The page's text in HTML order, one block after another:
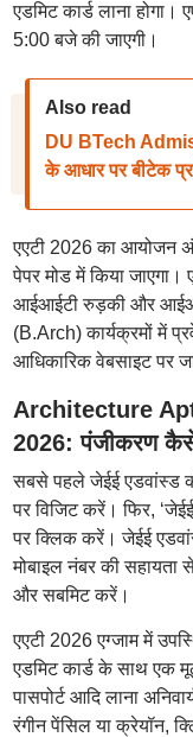
एडमिट कार्ड लाना
5:00 बजे की जाएगी।
Also read
DU BTech
के आधार पर बीटेक
एएटी 2026 का आयोजन
पेपर मोड में किया
आईआईटी रुड़की और
(B.Arch) कार्यक्रमों में
आधिकारिक वेबसाइट पर
Architecture
2026: पंजीकरण
सबसे पहले जेईई एडवांस्ड
पर विजिट करें। फिर,
पर क्लिक करें। जेईई
मोबाइल नंबर की सहायता
और सबमिट करें।
एएटी 2026 एग्जाम में
एडमिट कार्ड के साथ एक
पासपोर्ट आदि लाना
रंगीन पेंसिल या क्रेयॉन,